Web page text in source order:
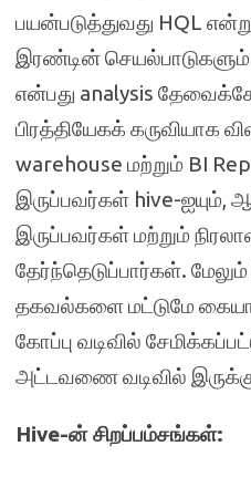
பயன்படுத்துவது HQL
இரண்டின் செயல்பாடுகளும்
என்பது analysis
பிரத்தியேகக் கருவியாக
warehouse மற்றும் BI
இருப்பவர்கள் hive-ஐயும்,
இருப்பவர்கள் மற்றும்
தேர்ந்தெடுப்பார்கள்.
தகவல்களை மட்டுமே
கோப்பு வடிவில்
அட்டவணை வடிவில்
Hive-ன் சிறப்பம்சங்கள்: